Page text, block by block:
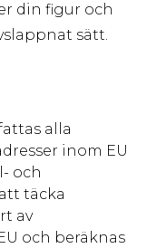
din figur och
sätt.
alla
inom EU
och
täcka
av
och beräknas